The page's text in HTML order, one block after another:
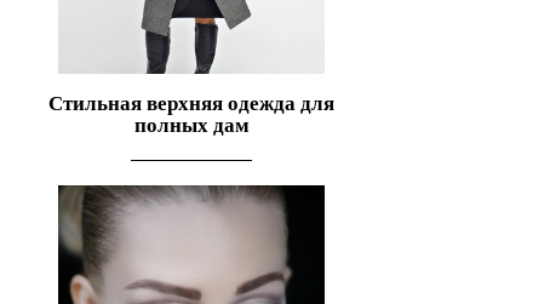
Стильная верхняя одежда для
полных дам